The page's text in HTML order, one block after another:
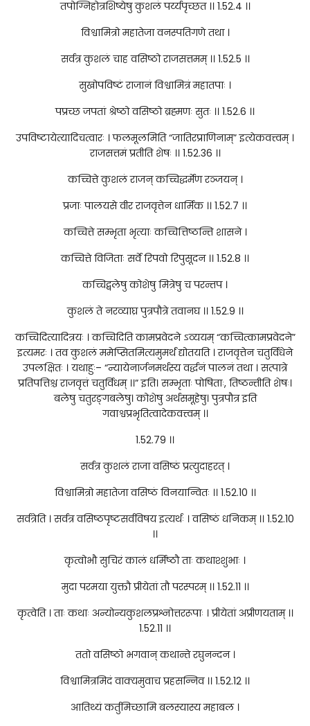
तपोग्निहोत्रशिष्येषु कुशलं पर्य्यपृच्छत ।। 1.52.4 ।।
विश्वामित्रो महातेजा वनस्पतिगणे तथा ।
सर्वत्र कुशलं चाह वसिष्ठो राजसत्तमम् ।। 1.52.5 ।।
सुखोपविष्टं राजानं विश्वामित्रं महातपाः ।
पप्रच्छ जपतां श्रेष्ठो वसिष्ठो ब्रह्मणः सुतः ।। 1.52.6 ।।
उपविष्टायेत्यादिचत्वारः । फलमूलमिति “जातिरप्राणिनाम्” इत्येकवत्त्वम् ।
राजसत्तमं प्रतीति शेषः ।। 1.52.36 ।।
कच्चित्ते कुशलं राजन् कच्चिद्धर्मेण रञ्जयन् ।
प्रजाः पालयसे वीर राजवृत्तेन धार्मिक ।। 1.52.7 ।।
कच्चित्ते सम्भृता भृत्याः कच्चित्तिष्ठन्ति शासने ।
कच्चित्ते विजिताः सर्वे रिपवो रिपुसूदन ।। 1.52.8 ।।
कच्चिद्बलेषु कोशेषु मित्रेषु च परन्तप ।
कुशलं ते नरव्याघ्र पुत्रपौत्रे तवानघ ।। 1.52.9 ।।
कच्चिदित्यादित्रयः । कच्चिदिति कामप्रवेदने ऽव्ययम् “कच्चित्कामप्रवेदने”
इत्यमरः । तव कुशलं ममेप्सितमित्यमुमर्थं द्योतयति । राजवृत्तेन चतुर्विधेने
उपलक्षितः । यथाहुः– “न्यायेनार्जनमर्थस्य वर्द्धनं पालनं तथा । सत्पात्रे
प्रतिपत्तिश्च राजवृत्तं चतुर्विधम् ।।” इति। सम्भृताः पोषिताः, तिष्ठन्तीति शेषः।
बलेषु चतुरङ्गबलेषु। कोशेषु अर्थसमूहेषु। पुत्रपौत्र इति
गवाश्वप्रभृतित्वादेकवत्त्वम् ।।
1.52.79 ।।
सर्वत्र कुशलं राजा वसिष्ठं प्रत्युदाहरत् ।
विश्वामित्रो महातेजा वसिष्ठं विनयान्वितः ।। 1.52.10 ।।
सर्वत्रेति । सर्वत्र वसिष्ठपृष्टसर्वविषय इत्यर्थः । वसिष्ठं धनिकम् ।। 1.52.10
।।
कृत्वोभौ सुचिरं कालं धर्मिष्ठौ ताः कथाश्शुभाः ।
मुदा परमया युक्तौ प्रीयेतां तौ परस्परम् ।। 1.52.11 ।।
कृत्वेति । ताः कथाः अन्योन्यकुशलप्रश्नोत्तररूपाः । प्रीयेतां अप्रीणयताम् ।।
1.52.11 ।।
ततो वसिष्ठो भगवान् कथान्ते रघुनन्दन ।
विश्वामित्रमिदं वाक्यमुवाच प्रहसन्निव ।। 1.52.12 ।।
आतिथ्यं कर्तुमिच्छामि बलस्यास्य महाबल ।